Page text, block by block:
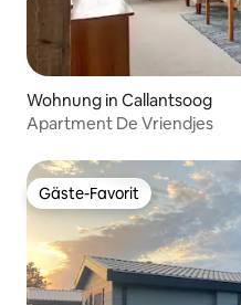
Wohnung in Callantsoog
Apartment De Vriendjes
Gäste-Favorit
Gäste-Favorit